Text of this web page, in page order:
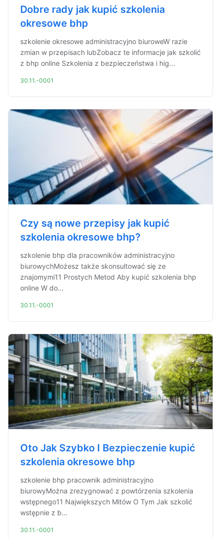
Dobre rady jak kupić szkolenia
okresowe bhp
szkolenie okresowe administracyjno biuroweW razie
zmian w przepisach lubZobacz te informacje jak szkolić
z bhp online Szkolenia z bezpieczeństwa i hig...
30.11.-0001
Czy są nowe przepisy jak kupić
szkolenia okresowe bhp?
szkolenie bhp dla pracowników administracyjno
biurowychMożesz także skonsultować się ze
znajomymi11 Prostych Metod Aby kupić szkolenia bhp
online W do...
30.11.-0001
Oto Jak Szybko I Bezpieczenie kupić
szkolenia okresowe bhp
szkolenie bhp pracownik administracyjno
biurowyMożna zrezygnować z powtórzenia szkolenia
wstępnego11 Największych Mitów O Tym Jak szkolić
wstępnie z b...
30.11.-0001